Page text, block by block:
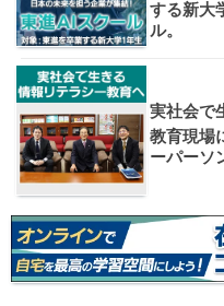
お知らせ・イベント